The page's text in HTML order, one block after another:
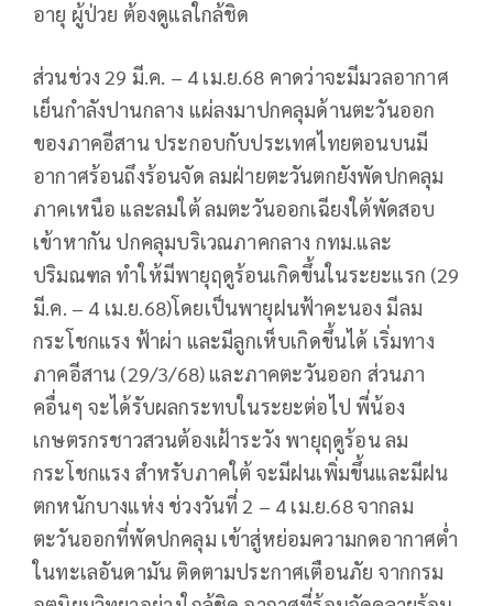
อายุ ผู้ป่วย ต้องดูแลใกล้ชิด
ส่วนช่วง 29 มี.ค. – 4 เม.ย.68 คาดว่าจะมีมวลอากาศ
เย็นกำลังปานกลาง แผ่ลงมาปกคลุมด้านตะวันออก
ของภาคอีสาน ประกอบกับประเทศไทยตอนบนมี
อากาศร้อนถึงร้อนจัด ลมฝ่ายตะวันตกยังพัดปกคลุม
ภาคเหนือ และลมใต้ ลมตะวันออกเฉียงใต้พัดสอบ
เข้าหากัน ปกคลุมบริเวณภาคกลาง กทม.และ
ปริมณฑล ทำให้มีพายุฤดูร้อนเกิดขึ้นในระยะแรก (29
มี.ค. – 4 เม.ย.68)โดยเป็นพายุฝนฟ้าคะนอง มีลม
กระโชกแรง ฟ้าผ่า และมีลูกเห็บเกิดขึ้นได้ เริ่มทาง
ภาคอีสาน (29/3/68) และภาคตะวันออก ส่วนภา
คอื่นๆ จะได้รับผลกระทบในระยะต่อไป พี่น้อง
เกษตรกรชาวสวนต้องเฝ้าระวัง พายุฤดูร้อน ลม
กระโชกแรง สำหรับภาคใต้ จะมีฝนเพิ่มขึ้นและมีฝน
ตกหนักบางแห่ง ช่วงวันที่ 2 – 4 เม.ย.68 จากลม
ตะวันออกที่พัดปกคลุม เข้าสู่หย่อมความกดอากาศต่ำ
ในทะเลอันดามัน ติดตามประกาศเตือนภัย จากกรม